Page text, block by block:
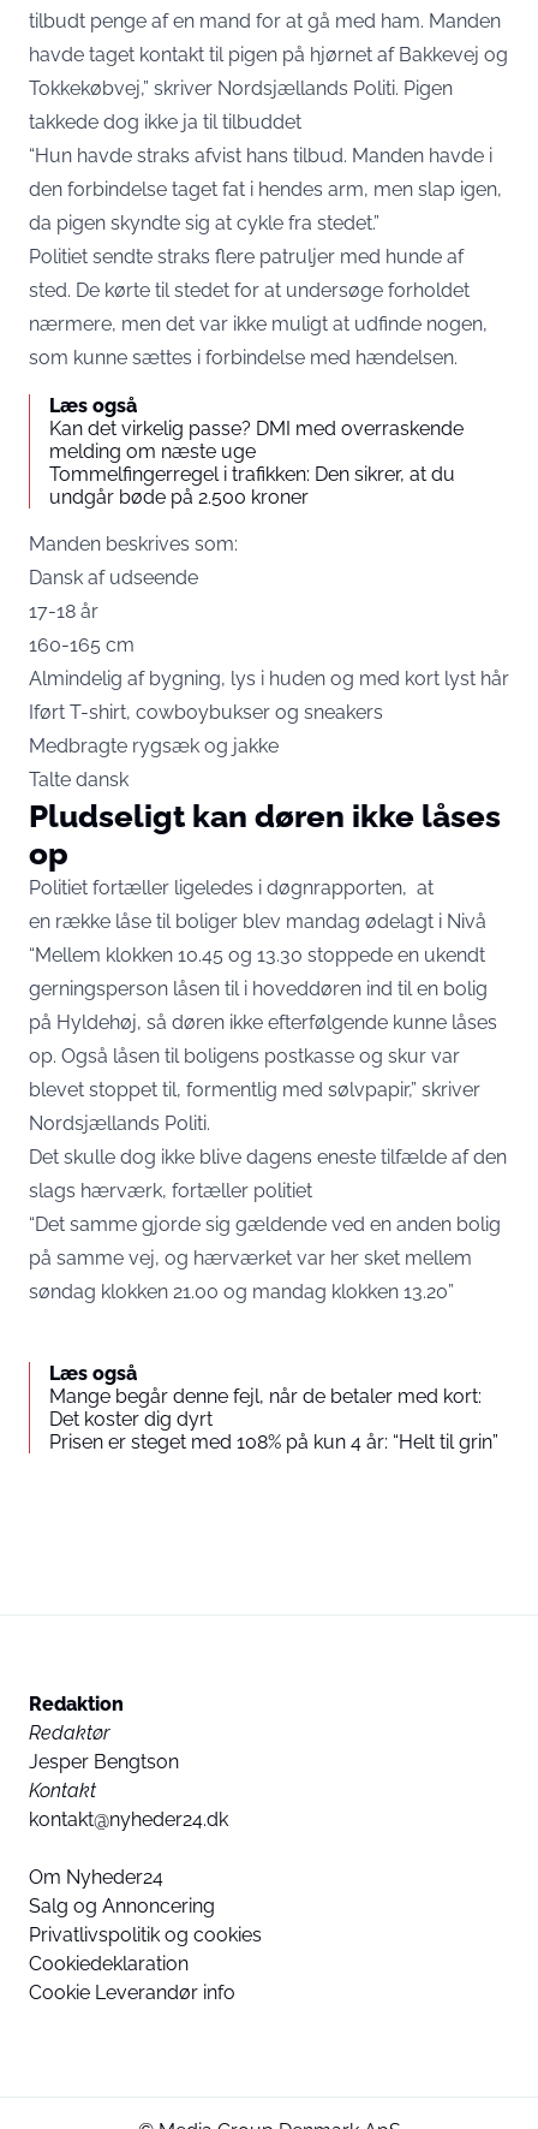
tilbudt penge af en mand for at gå med ham. Manden
havde taget kontakt til pigen på hjørnet af Bakkevej og
Tokkekøbvej,” skriver Nordsjællands Politi. Pigen
takkede dog ikke ja til tilbuddet
“Hun havde straks afvist hans tilbud. Manden havde i
den forbindelse taget fat i hendes arm, men slap igen,
da pigen skyndte sig at cykle fra stedet.”
Politiet sendte straks flere patruljer med hunde af
sted. De kørte til stedet for at undersøge forholdet
nærmere, men det var ikke muligt at udfinde nogen,
som kunne sættes i forbindelse med hændelsen.
Læs også
Kan det virkelig passe? DMI med overraskende
melding om næste uge
Tommelfingerregel i trafikken: Den sikrer, at du
undgår bøde på 2.500 kroner
Manden beskrives som:
Dansk af udseende
17-18 år
160-165 cm
Almindelig af bygning, lys i huden og med kort lyst hår
Iført T-shirt, cowboybukser og sneakers
Medbragte rygsæk og jakke
Talte dansk
Pludseligt kan døren ikke låses
op
Politiet fortæller ligeledes i døgnrapporten, at
en række låse til boliger blev mandag ødelagt i Nivå
“Mellem klokken 10.45 og 13.30 stoppede en ukendt
gerningsperson låsen til i hoveddøren ind til en bolig
på Hyldehøj, så døren ikke efterfølgende kunne låses
op. Også låsen til boligens postkasse og skur var
blevet stoppet til, formentlig med sølvpapir,” skriver
Nordsjællands Politi.
Det skulle dog ikke blive dagens eneste tilfælde af den
slags hærværk, fortæller politiet
“Det samme gjorde sig gældende ved en anden bolig
på samme vej, og hærværket var her sket mellem
søndag klokken 21.00 og mandag klokken 13.20”
Læs også
Mange begår denne fejl, når de betaler med kort:
Det koster dig dyrt
Prisen er steget med 108% på kun 4 år: “Helt til grin”
Redaktion
Redaktør
Jesper Bengtson
Kontakt
kontakt@nyheder24.dk
Om Nyheder24
Salg og Annoncering
Privatlivspolitik og cookies
Cookiedeklaration
Cookie Leverandør info